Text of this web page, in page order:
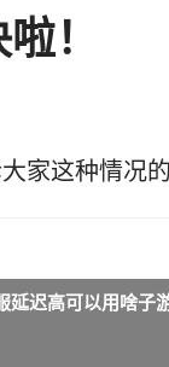
！
家这种情况
延迟高可以用啥子